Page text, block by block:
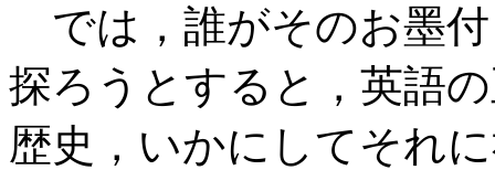
では，誰がそのお墨
探ろうとすると，英語
歴史，いかにしてそれ